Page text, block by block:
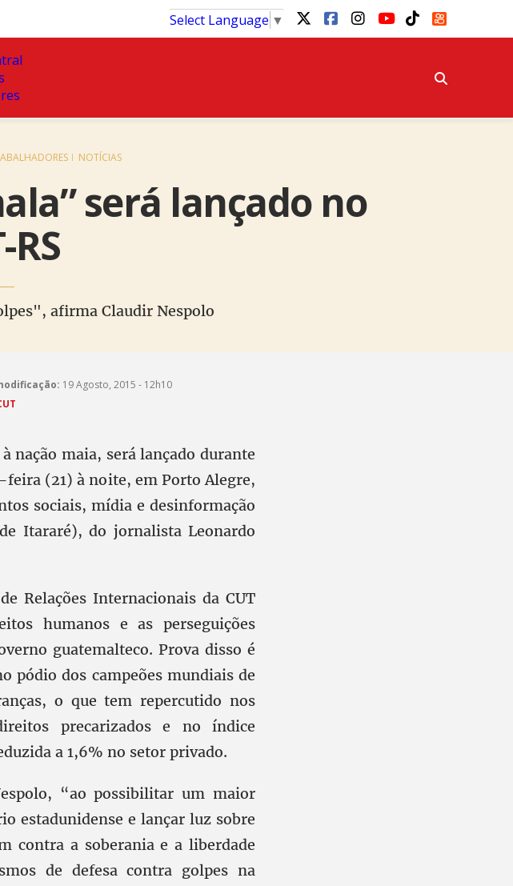
Select Language ▼
NOTÍCIAS
será lançado no
RS
afirma Claudir Nespolo
19 Agosto, 2015 - 12h10
nação maia, será lançado durante
(21) à noite, em Porto Alegre,
sociais, mídia e desinformação
Itararé), do jornalista Leonardo
Relações Internacionais da CUT
humanos e as perseguições
guatemalteco. Prova disso é
pódio dos campeões mundiais de
o que tem repercutido nos
precarizados e no índice
a 1,6% no setor privado.
“ao possibilitar um maior
estadunidense e lançar luz sobre
contra a soberania e a liberdade
de defesa contra golpes na